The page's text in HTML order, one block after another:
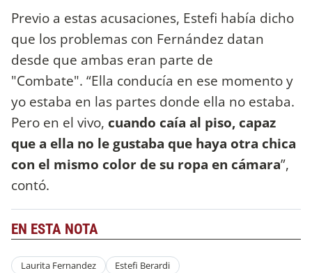
Previo a estas acusaciones, Estefi había dicho
que los problemas con Fernández datan
desde que ambas eran parte de
"Combate". “Ella conducía en ese momento y
yo estaba en las partes donde ella no estaba.
Pero en el vivo, cuando caía al piso, capaz
que a ella no le gustaba que haya otra chica
con el mismo color de su ropa en cámara”,
contó.
EN ESTA NOTA
Laurita Fernandez Estefi Berardi